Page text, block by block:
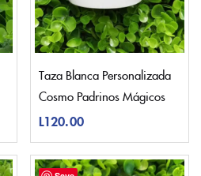
Taza Blanca Personalizada
Cosmo Padrinos Mágicos
L120.00